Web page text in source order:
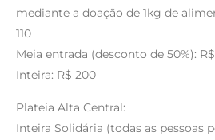
mediante a doação de 1kg de
110
Meia entrada (desconto de 50%):
Inteira: R$ 200
Plateia Alta Central:
Inteira Solidária (todas as pessoas